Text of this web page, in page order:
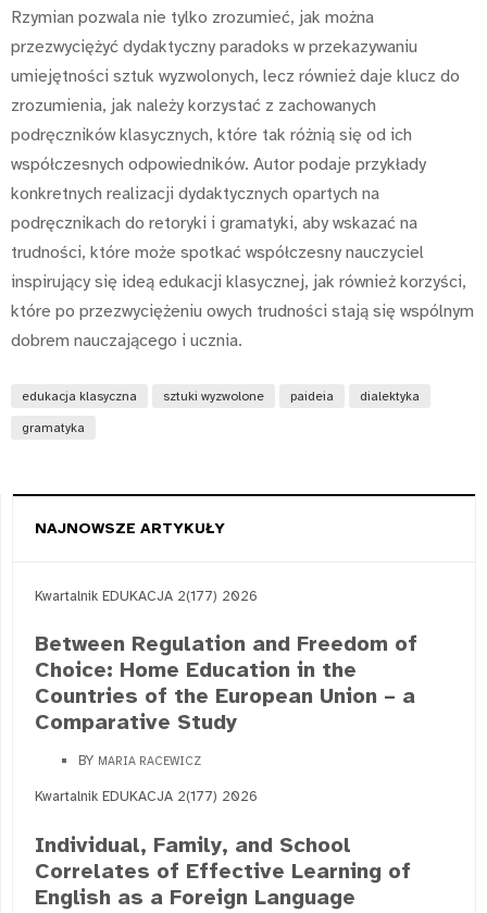
Rzymian pozwala nie tylko zrozumieć, jak można
przezwyciężyć dydaktyczny paradoks w przekazywaniu
umiejętności sztuk wyzwolonych, lecz również daje klucz do
zrozumienia, jak należy korzystać z zachowanych
podręczników klasycznych, które tak różnią się od ich
współczesnych odpowiedników. Autor podaje przykłady
konkretnych realizacji dydaktycznych opartych na
podręcznikach do retoryki i gramatyki, aby wskazać na
trudności, które może spotkać współczesny nauczyciel
inspirujący się ideą edukacji klasycznej, jak również korzyści,
które po przezwyciężeniu owych trudności stają się wspólnym
dobrem nauczającego i ucznia.
edukacja klasyczna sztuki wyzwolone paideia dialektyka
gramatyka
NAJNOWSZE ARTYKUŁY
Kwartalnik EDUKACJA 2(177) 2026
Between Regulation and Freedom of
Choice: Home Education in the
Countries of the European Union – a
Comparative Study
BY MARIA RACEWICZ
Kwartalnik EDUKACJA 2(177) 2026
Individual, Family, and School
Correlates of Effective Learning of
English as a Foreign Language